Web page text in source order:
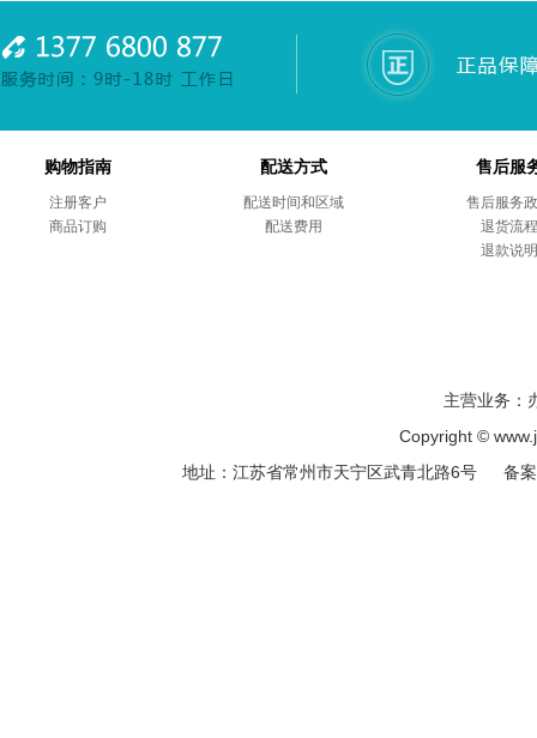
购物指南
注册客户
商品订购
配送方式
配送时间和区域
配送费用
售后服
售后服务
退货流程
退款说明
主营业务：
Copyright ©
地址：江苏省常州市天宁区武青北路6号 备